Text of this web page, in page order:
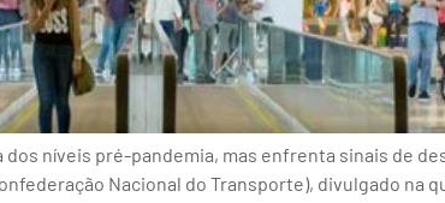
níveis pré-pandemia, mas enfrenta sinais de
Nacional do Transporte), divulgado na